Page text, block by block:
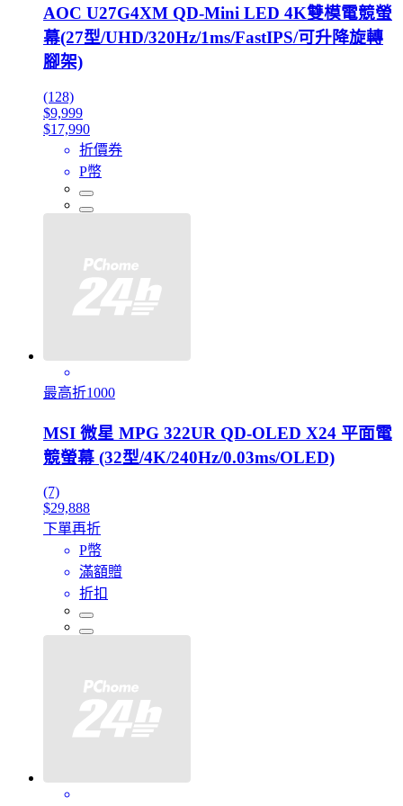
AOC U27G4XM QD-Mini LED 4K雙模電競螢
幕(27型/UHD/320Hz/1ms/FastIPS/可升降旋轉
腳架)
(128)
$9,999
$17,990
折價券
P幣
最高折1000
MSI 微星 MPG 322UR QD-OLED X24 平面電
競螢幕 (32型/4K/240Hz/0.03ms/OLED)
(7)
$29,888
下單再折
P幣
滿額贈
折扣